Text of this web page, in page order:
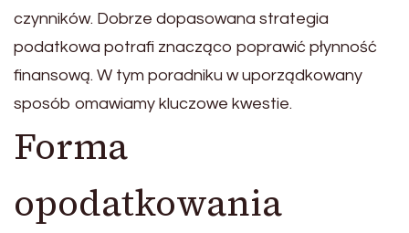
czynników. Dobrze dopasowana strategia
podatkowa potrafi znacząco poprawić płynność
finansową. W tym poradniku w uporządkowany
sposób omawiamy kluczowe kwestie.
Forma
opodatkowania